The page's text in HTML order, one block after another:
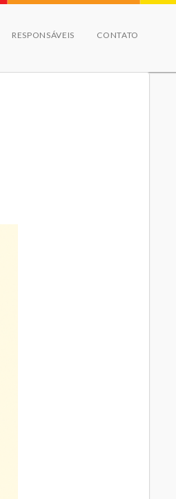
RESPONSÁVEIS CONTATO